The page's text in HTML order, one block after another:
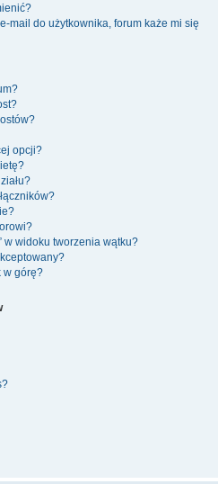
mail do użytkownika, forum każe mi się
opcji?
w widoku tworzenia wątku?
w górę?